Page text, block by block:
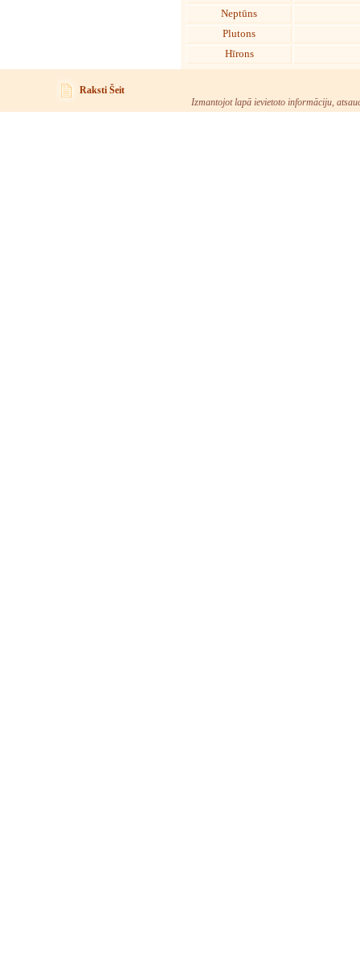
Neptūns
Plutons
Hīrons
Raksti Šeit
Izmantojot lapā ievietoto informāciju,